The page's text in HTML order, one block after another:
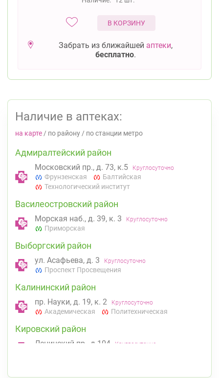
В КОРЗИНУ
Забрать из ближайшей аптеки,
бесплатно.
Наличие в аптеках:
на карте / по району / по станции метро
Адмиралтейский район
Московский пр., д. 73, к.5 Круглосуточно
Фрунзенская
Балтийская
Технологический институт
Василеостровский район
Морская наб., д. 39, к. 3 Круглосуточно
Приморская
Выборгский район
ул. Асафьева, д. 3 Круглосуточно
Проспект Просвещения
Калининский район
пр. Науки, д. 19, к. 2 Круглосуточно
Академическая Политехническая
Кировский район
Ленинский пр., д.104 Круглосуточно